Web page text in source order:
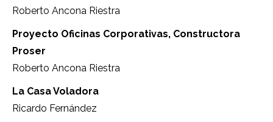
Roberto Ancona Riestra
Proyecto Oficinas Corporativas, Constructora
Proser
Roberto Ancona Riestra
La Casa Voladora
Ricardo Fernández